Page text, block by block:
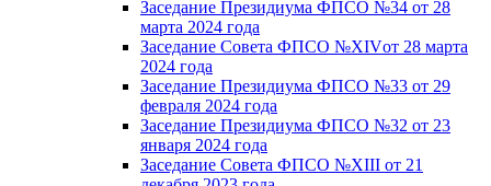
Заседание Президиума ФПСО №34 от 28
марта 2024 года
Заседание Совета ФПСО №XIVот 28 марта
2024 года
Заседание Президиума ФПСО №33 от 29
февраля 2024 года
Заседание Президиума ФПСО №32 от 23
января 2024 года
Заседание Совета ФПСО №XIII от 21